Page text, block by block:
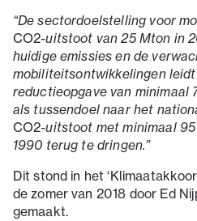
“De sectordoelstelling voor
CO2-uitstoot van 25 Mton in
huidige emissies en de
mobiliteitsontwikkelingen
reductieopgave van minimaal
als tussendoel naar het
CO2-uitstoot met minimaal
1990 terug te dringen.”
Dit stond in het
de zomer van 2018 door Ed
gemaakt.